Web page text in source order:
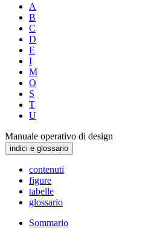
A
B
C
D
E
I
M
O
S
T
U
Manuale operativo di design
indici e glossario
contenuti
figure
tabelle
glossario
Sommario